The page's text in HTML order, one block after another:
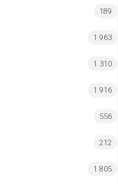
189
1 963
1 310
1 916
556
212
1 805